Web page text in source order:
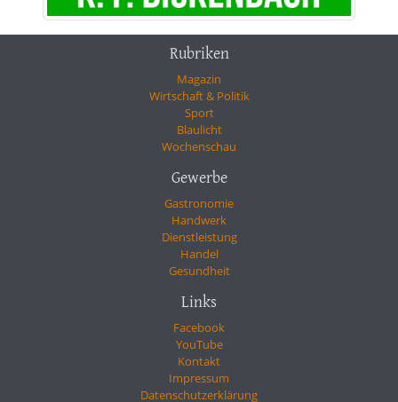
Rubriken
Magazin
Wirtschaft & Politik
Sport
Blaulicht
Wochenschau
Gewerbe
Gastronomie
Handwerk
Dienstleistung
Handel
Gesundheit
Links
Facebook
YouTube
Kontakt
Impressum
Datenschutzerklärung